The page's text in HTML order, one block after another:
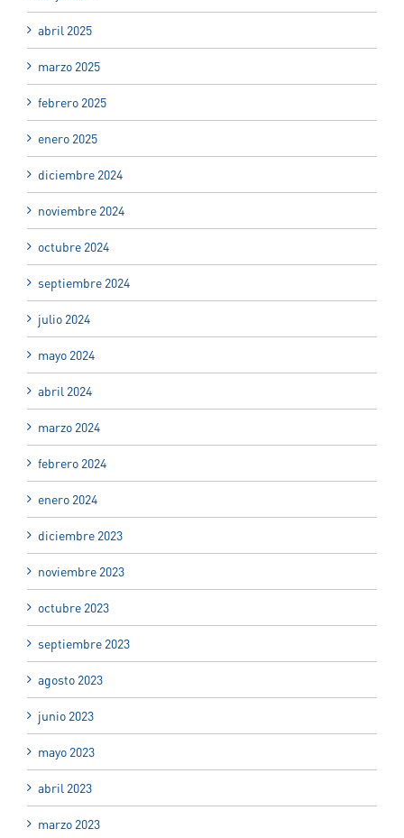
abril 2025
marzo 2025
febrero 2025
enero 2025
diciembre 2024
noviembre 2024
octubre 2024
septiembre 2024
julio 2024
mayo 2024
abril 2024
marzo 2024
febrero 2024
enero 2024
diciembre 2023
noviembre 2023
octubre 2023
septiembre 2023
agosto 2023
junio 2023
mayo 2023
abril 2023
marzo 2023